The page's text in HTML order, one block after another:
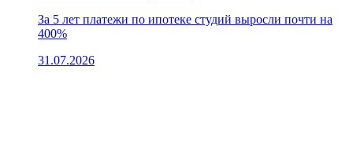
За 5 лет платежи по ипотеке студий выросли почти на
400%
31.07.2026